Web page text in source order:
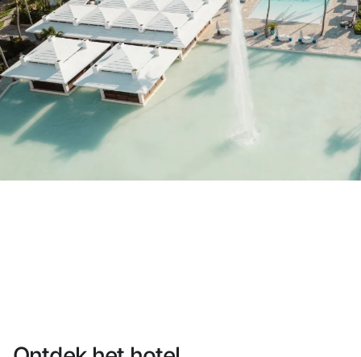
Heb je nog geen account?
Een account aanmaken
Geniet van de voordelen om deel uit te maken
Gegarandeerd de beste prijs